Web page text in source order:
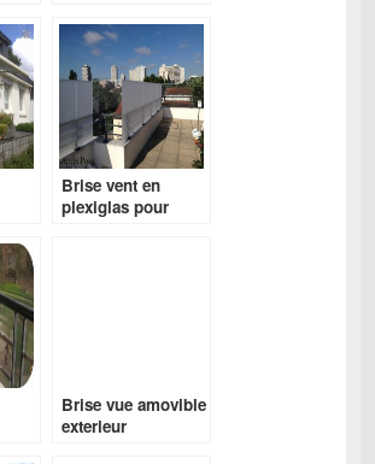
Brise vent en
plexiglas pour
Brise vue amovible
exterieur